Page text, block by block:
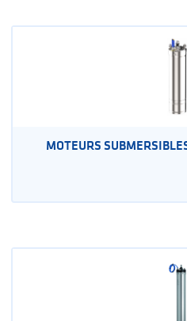
MOTEURS